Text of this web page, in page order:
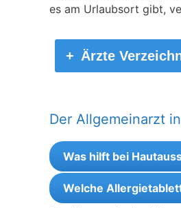
es am Urlaubsort gibt,
Ärzte
Der Allgemeinarzt
Was hilft bei
Welche